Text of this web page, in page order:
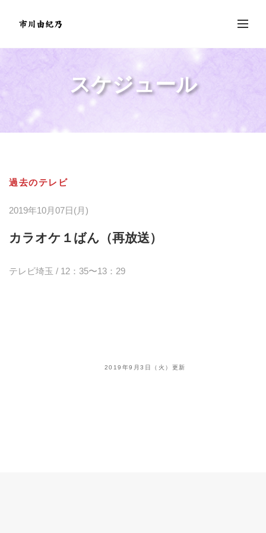
スケジュール
過去のテレビ
2019年10月07日(月)
カラオケ１ばん（再放送）
テレビ埼玉 / 12：35〜13：29
2019年9月3日（火）更新